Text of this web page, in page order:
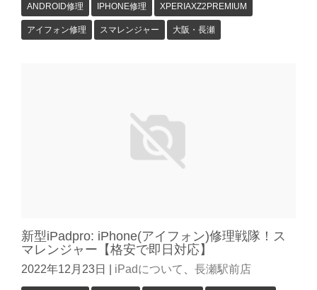
ANDROID修理 IPHONE修理 XPERIAXZ2PREMIUM
アイフォン修理 スマレンジャー 大阪・長瀬
新型iPadpro: iPhone(アイフォン)修理戦隊！ス
マレンジャー【格安で即日対応】
2022年12月23日 iPadについて 長瀬駅前店